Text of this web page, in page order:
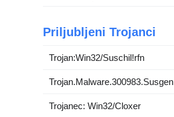
Priljubljeni Trojanci
Trojan:Win32/Suschil!rfn
Trojan.Malware.300983.Susgen
Trojanec: Win32/Cloxer